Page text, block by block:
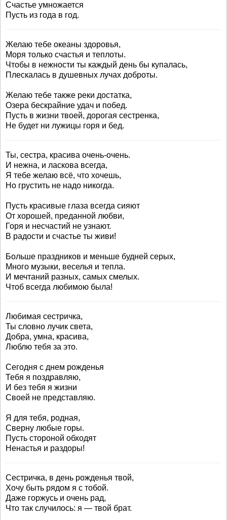
Счастье умножается
Пусть из года в год.
Желаю тебе океаны здоровья,
Моря только счастья и теплоты.
Чтобы в нежности ты каждый день бы купалась,
Плескалась в душевных лучах доброты.
Желаю тебе также реки достатка,
Озера бескрайние удач и побед.
Пусть в жизни твоей, дорогая сестренка,
Не будет ни лужицы горя и бед.
Ты, сестра, красива очень-очень.
И нежна, и ласкова всегда,
Я тебе желаю всё, что хочешь,
Но грустить не надо никогда.
Пусть красивые глаза всегда сияют
От хорошей, преданной любви,
Горя и несчастий не узнают.
В радости и счастье ты живи!
Больше праздников и меньше будней серых,
Много музыки, веселья и тепла.
И мечтаний разных, самых смелых.
Чтоб всегда любимою была!
Любимая сестричка,
Ты словно лучик света,
Добра, умна, красива,
Люблю тебя за это.
Сегодня с днем рожденья
Тебя я поздравляю,
И без тебя я жизни
Своей не представляю.
Я для тебя, родная,
Сверну любые горы.
Пусть стороной обходят
Ненастья и раздоры!
Сестричка, в день рожденья твой,
Хочу быть рядом я с тобой.
Даже горжусь и очень рад,
Что так случилось: я — твой брат.